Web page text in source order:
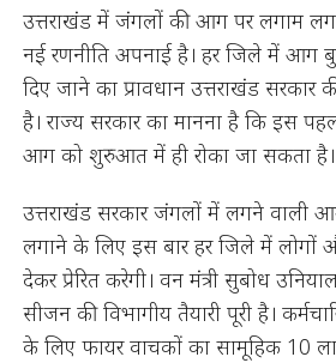
उत्तराखंड में जंगलों की आग पर लगाम
नई रणनीति अपनाई है। हर जिले में आग
दिए जाने का प्रावधान उत्तराखंड सरकार
है। राज्य सरकार का मानना है कि इस
आग को शुरुआत में ही रोका जा सकता है।
उत्तराखंड सरकार जंगलों में लगने वाली
लगाने के लिए इस बार हर जिले में लोगों
देकर प्रेरित करेगी। वन मंत्री सुबोध
सीजन की विभागीय तैयारी पूरी है।
के लिए फायर वाचकों का सामूहिक 10